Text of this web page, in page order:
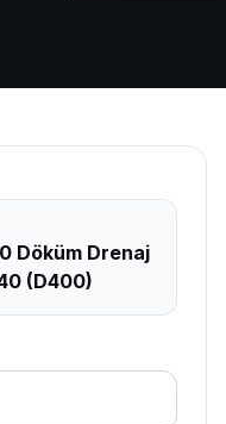
Döküm Drenaj
(D400)